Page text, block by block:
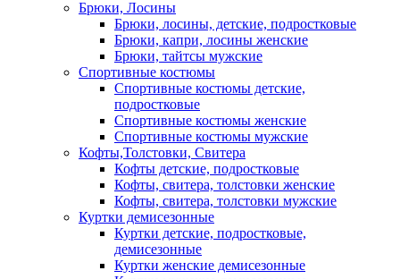
Брюки, Лосины
Брюки, лосины, детские, подростковые
Брюки, капри, лосины женские
Брюки, тайтсы мужские
Спортивные костюмы
Спортивные костюмы детские,
подростковые
Спортивные костюмы женские
Спортивные костюмы мужские
Кофты,Толстовки, Свитера
Кофты детские, подростковые
Кофты, свитера, толстовки женские
Кофты, свитера, толстовки мужские
Куртки демисезонные
Куртки детские, подростковые,
демисезонные
Куртки женские демисезонные